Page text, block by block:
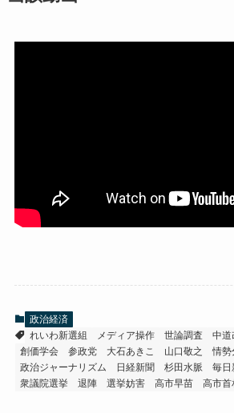
政治経済
れいわ新選組
メディア操作 世論調査 中道
創価学会
参政党 大石あきこ 山口敬之
情勢
政治ジャーナリズム
日経新聞 杉田水脈 毎日
衆議院選挙
退陣 選挙妨害 高市早苗 高市首